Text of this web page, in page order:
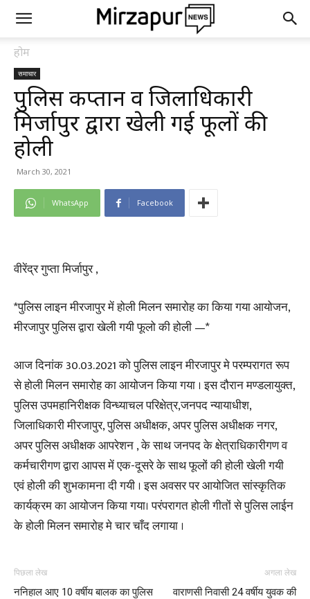
होम
समाचार
पुलिस कप्तान व जिलाधिकारी
मिर्जापुर द्वारा खेली गई फूलों की
होली
March 30, 2021
WhatsApp Facebook
वीरेंद्र गुप्ता मिर्जापुर ,
*पुलिस लाइन मीरजापुर में होली मिलन समारोह का किया गया आयोजन,
मीरजापुर पुलिस द्वारा खेली गयी फूलो की होली —*
आज दिनांक 30.03.2021 को पुलिस लाइन मीरजापुर मे परम्परागत रूप
से होली मिलन समारोह का आयोजन किया गया । इस दौरान मण्डलायुक्त,
पुलिस उपमहानिरीक्षक विन्ध्याचल परिक्षेत्र,जनपद न्यायाधीश,
जिलाधिकारी मीरजापुर, पुलिस अधीक्षक, अपर पुलिस अधीक्षक नगर,
अपर पुलिस अधीक्षक आपरेशन , के साथ जनपद के क्षेत्राधिकारीगण व
कर्मचारीगण द्वारा आपस में एक-दूसरे के साथ फूलों की होली खेली गयी
एवं होली की शुभकामना दी गयी । इस अवसर पर आयोजित सांस्कृतिक
कार्यक्रम का आयोजन किया गया। परंपरागत होली गीतों से पुलिस लाईन
के होली मिलन समारोह मे चार चाँद लगाया ।
पिछला लेख
ननिहाल आए 10 वर्षीय बालक का पुलिस
अगला लेख
वाराणसी निवासी 24 वर्षीय युवक की